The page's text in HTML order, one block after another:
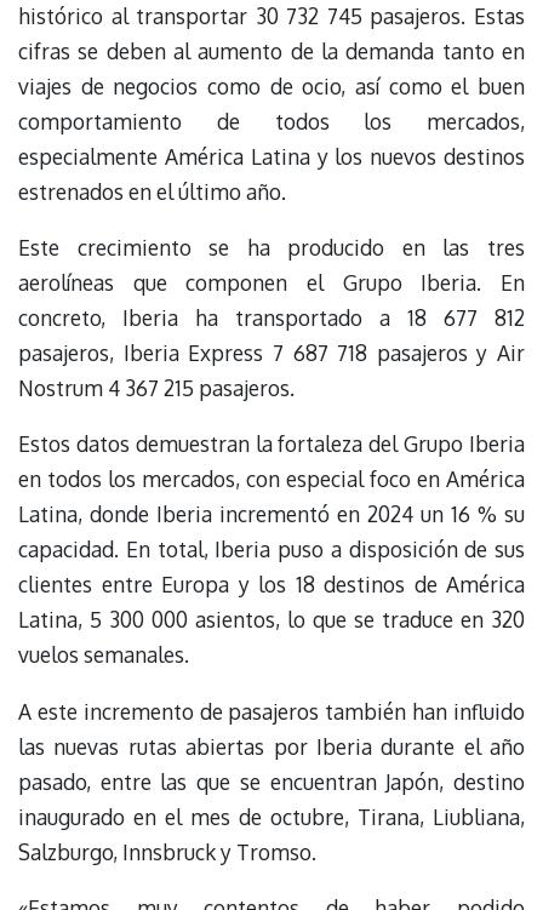
histórico al transportar 30 732 745 pasajeros. Estas
cifras se deben al aumento de la demanda tanto en
viajes de negocios como de ocio, así como el buen
comportamiento de todos los mercados,
especialmente América Latina y los nuevos destinos
estrenados en el último año.
Este crecimiento se ha producido en las tres
aerolíneas que componen el Grupo Iberia. En
concreto, Iberia ha transportado a 18 677 812
pasajeros, Iberia Express 7 687 718 pasajeros y Air
Nostrum 4 367 215 pasajeros.
Estos datos demuestran la fortaleza del Grupo Iberia
en todos los mercados, con especial foco en América
Latina, donde Iberia incrementó en 2024 un 16 % su
capacidad. En total, Iberia puso a disposición de sus
clientes entre Europa y los 18 destinos de América
Latina, 5 300 000 asientos, lo que se traduce en 320
vuelos semanales.
A este incremento de pasajeros también han influido
las nuevas rutas abiertas por Iberia durante el año
pasado, entre las que se encuentran Japón, destino
inaugurado en el mes de octubre, Tirana, Liubliana,
Salzburgo, Innsbruck y Tromso.